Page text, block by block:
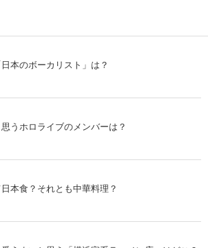
本のボーカリスト」は？
うホロライブのメンバーは？
本食？それとも中華料理？